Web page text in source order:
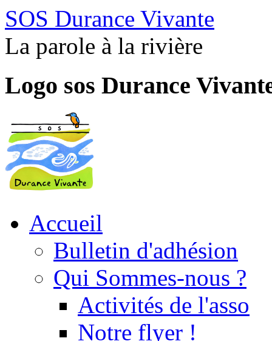
SOS Durance Vivante
La parole à la rivière
Logo sos Durance
Accueil
Bulletin d'adhésion
Qui Sommes-nous ?
Activités de l'asso
Notre flyer !